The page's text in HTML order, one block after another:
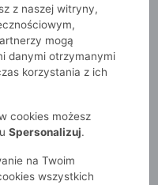
z haftem
z naszej witryny,
mogą
danymi otrzymanymi
korzystania z ich
cookies możesz
Spersonalizuj.
na Twoim
wszystkich